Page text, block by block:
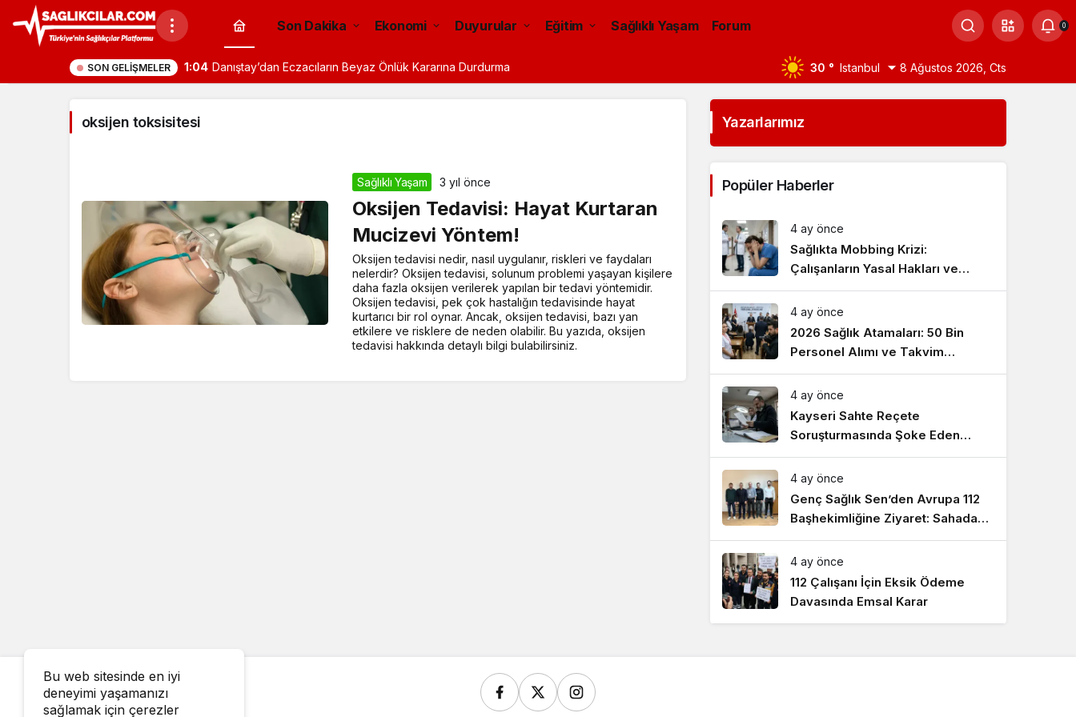
Son Dakika Ekonomi Duyurular Eğitim Sağlıklı Yaşam Forum 0
SON GELIŞMELER 1:04 Danıştay’dan Eczacıların Beyaz Önlük Kararına Durdurma 30 ° Istanbul 8 Ağustos 2026, Cts
oksijen toksisitesi
Sağlıklı Yaşam 3 yıl önce
Oksijen Tedavisi: Hayat Kurtaran
Mucizevi Yöntem!
Oksijen tedavisi nedir, nasıl uygulanır, riskleri ve faydaları
nelerdir? Oksijen tedavisi, solunum problemi yaşayan kişilere
daha fazla oksijen verilerek yapılan bir tedavi yöntemidir.
Oksijen tedavisi, pek çok hastalığın tedavisinde hayat
kurtarıcı bir rol oynar. Ancak, oksijen tedavisi, bazı yan
etkilere ve risklere de neden olabilir. Bu yazıda, oksijen
tedavisi hakkında detaylı bilgi bulabilirsiniz.
Yazarlarımız
Popüler Haberler
4 ay önce
Sağlıkta Mobbing Krizi:
Çalışanların Yasal Hakları ve
Çözüm Yolları
4 ay önce
2026 Sağlık Atamaları: 50 Bin
Personel Alımı ve Takvim
Detayları
4 ay önce
Kayseri Sahte Reçete
Soruşturmasında Şoke Eden
Laboratuvar Detayları
4 ay önce
Genç Sağlık Sen’den Avrupa 112
Başhekimliğine Ziyaret: Sahadaki
Talepler Masada
4 ay önce
112 Çalışanı İçin Eksik Ödeme
Davasında Emsal Karar
Bu web sitesinde en iyi
deneyimi yaşamanızı
sağlamak için çerezler